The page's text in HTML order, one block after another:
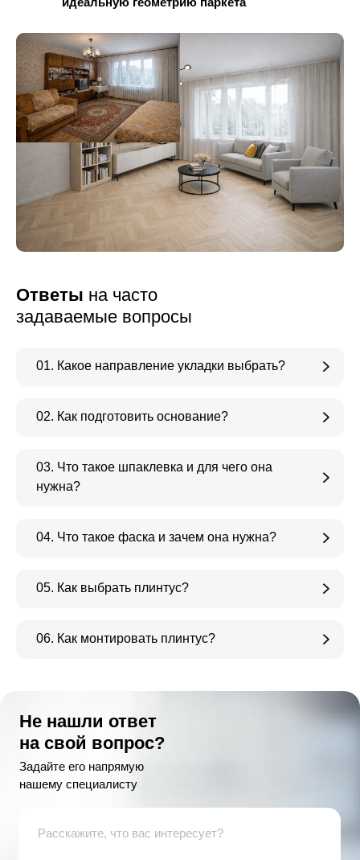
Ответы на часто
задаваемые вопросы
01. Какое направление укладки выбрать?
02. Как подготовить основание?
03. Что такое шпаклевка и для чего она
нужна?
04. Что такое фаска и зачем она нужна?
05. Как выбрать плинтус?
06. Как монтировать плинтус?
Не нашли ответ
на свой вопрос?
Задайте его напрямую
нашему специалисту